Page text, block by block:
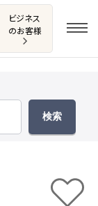
ビジネス
のお客様